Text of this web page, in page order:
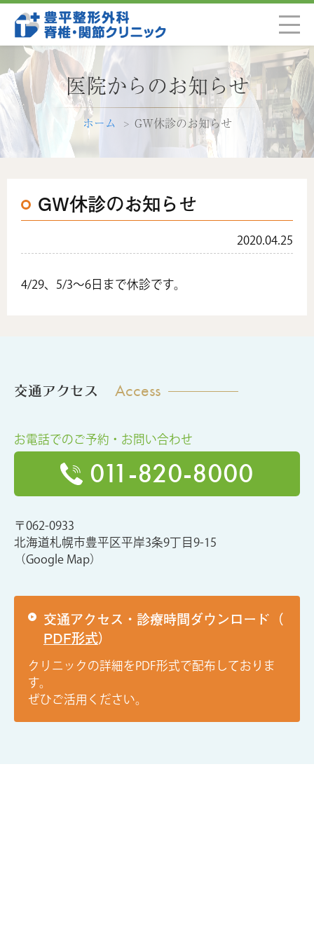
医院からのお知らせ
ホーム GW休診のお知らせ
GW休診のお知らせ
2020.04.25
4/29、5/3～6日まで休診です。
交通アクセス Access
お電話でのご予約・お問い合わせ
011-820-8000
〒062-0933
北海道札幌市豊平区平岸3条9丁目9-15
（Google Map）
交通アクセス・診療時間ダウンロード（
PDF形式）
クリニックの詳細をPDF形式で配布しておりま
す。
ぜひご活用ください。